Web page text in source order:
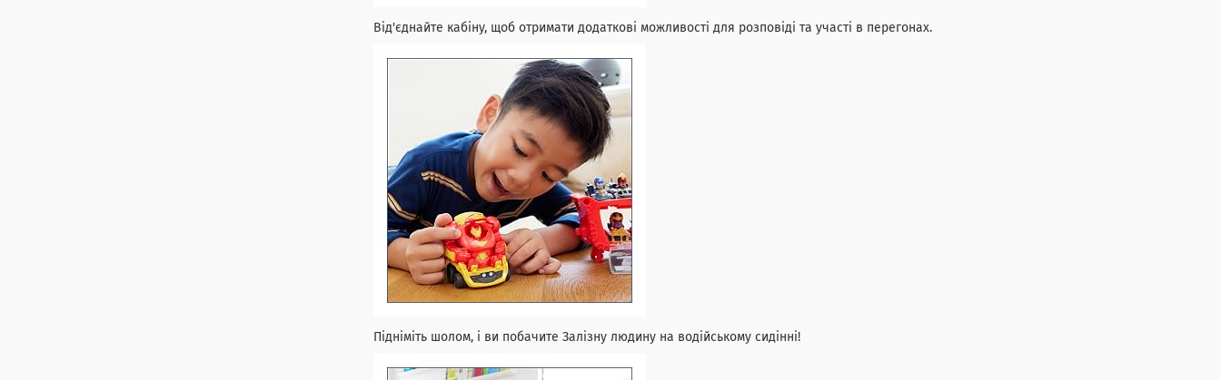
Від'єднайте кабіну, щоб отримати додаткові можливості для розповіді та участі в перегонах.
Підніміть шолом, і ви побачите Залізну людину на водійському сидінні!